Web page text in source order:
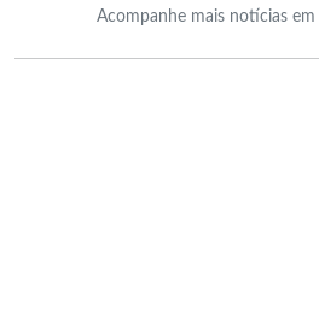
Acompanhe mais notícias em